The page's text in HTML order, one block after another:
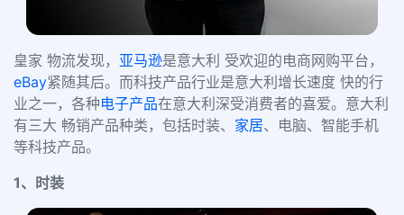
皇家 物流发现， 亚马逊是意大利 受欢迎的电商网购平台，
eBay紧随其后。而科技产品行业是意大利增长速度 快的行
业之一，各种电子产品在意大利深受消费者的喜爱。意大利
有三大 畅销产品种类，包括时装、 家居、电脑、智能手机
等科技产品。
1、时装